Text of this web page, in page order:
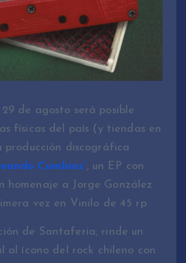
de agosto será posible
físicas del país (y tiendas en
producción discográfica
Cumbias”, un EP con
homenaje a Jorge González
vez en Vinilo de 45 rp.
de Santaferia, rinde un
al ícono del rock chileno con